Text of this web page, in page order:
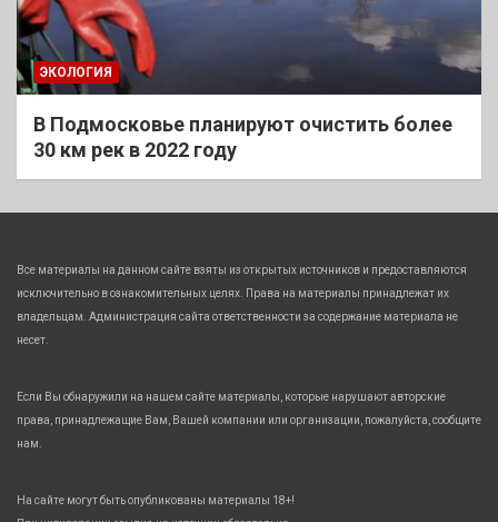
ЭКОЛОГИЯ
В Подмосковье планируют очистить более
30 км рек в 2022 году
Все материалы на данном сайте взяты из открытых источников и предоставляются
исключительно в ознакомительных целях. Права на материалы принадлежат их
владельцам. Администрация сайта ответственности за содержание материала не
несет.
Если Вы обнаружили на нашем сайте материалы, которые нарушают авторские
права, принадлежащие Вам, Вашей компании или организации, пожалуйста, сообщите
нам.
На сайте могут быть опубликованы материалы 18+!